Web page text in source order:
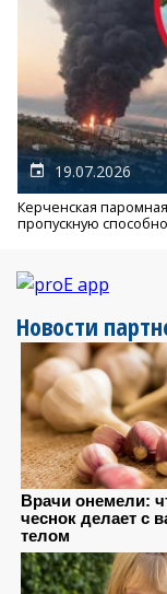
19.07.2026
Керченская
пропускную
Новости